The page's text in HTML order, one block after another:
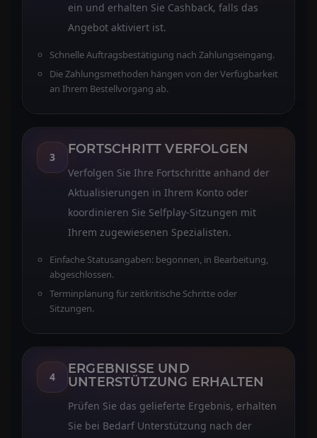
ein und erhalten Sie Cashback, falls das
Angebot aktiviert ist.
Schnelle Auftragsbestätigung nach Zahlungseingang.
Die Zahlungsmethoden hängen von der Verfügbarkeit
an Ihrem Bestellvorgang ab.
3
FORTSCHRITT VERFOLGEN
Verfolgen Sie Ihre Fortschritte anhand der
Aktualisierungen in Ihrem Konto oder
koordinieren Sie Selfplay-Sitzungen mit
Ihrem zugewiesenen Spezialisten.
Einfache Statusangaben: begonnen, in Bearbeitung,
abgeschlossen.
Terminplanung für zeitkritische Schritte oder
Sitzungen.
4
ERGEBNISSE UND
UNTERSTÜTZUNG ERHALTEN
Prüfen Sie das gelieferte Ergebnis, erhalten
Sie bei Bedarf Unterstützung nach der